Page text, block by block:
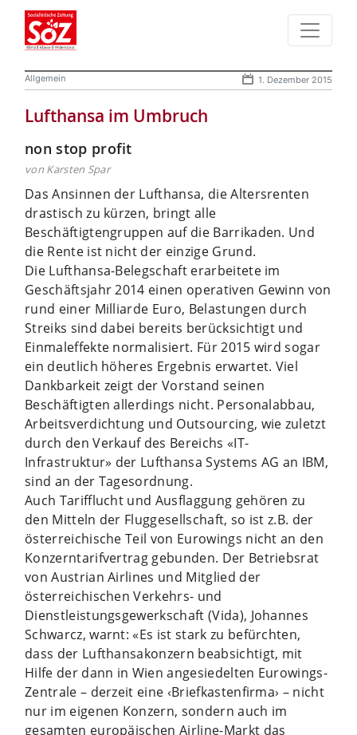
Allgemein 1. Dezember 2015
Lufthansa im Umbruch
non stop profit
von Karsten Spar
Das Ansinnen der Lufthansa, die Altersrenten
drastisch zu kürzen, bringt alle
Beschäftigtengruppen auf die Barrikaden. Und
die Rente ist nicht der einzige Grund.
Die Lufthansa-Belegschaft erarbeitete im
Geschäftsjahr 2014 einen operativen Gewinn von
rund einer Milliarde Euro, Belastungen durch
Streiks sind dabei bereits berücksichtigt und
Einmaleffekte normalisiert. Für 2015 wird sogar
ein deutlich höheres Ergebnis erwartet. Viel
Dankbarkeit zeigt der Vorstand seinen
Beschäftigten allerdings nicht. Personalabbau,
Arbeitsverdichtung und Outsourcing, wie zuletzt
durch den Verkauf des Bereichs «IT-
Infrastruktur» der Lufthansa Systems AG an IBM,
sind an der Tagesordnung.
Auch Tarifflucht und Ausflaggung gehören zu
den Mitteln der Fluggesellschaft, so ist z.B. der
österreichische Teil von Eurowings nicht an den
Konzerntarifvertrag gebunden. Der Betriebsrat
von Austrian Airlines und Mitglied der
österreichischen Verkehrs- und
Dienstleistungsgewerkschaft (Vida), Johannes
Schwarcz, warnt: «Es ist stark zu befürchten,
dass der Lufthansakonzern beabsichtigt, mit
Hilfe der dann in Wien angesiedelten Eurowings-
Zentrale – derzeit eine ‹Briefkastenfirma› – nicht
nur im eigenen Konzern, sondern auch im
gesamten europäischen Airline-Markt das